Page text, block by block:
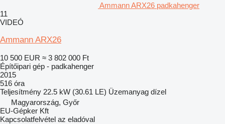
Ammann ARX26 padkahenger
11
VIDEÓ
Ammann ARX26
10 500 EUR ≈ 3 802 000 Ft
Építőipari gép - padkahenger
2015
516 óra
Teljesítmény 22.5 kW (30.61 LE) Üzemanyag dízel
Magyarország, Győr
EU-Gépker Kft
Kapcsolatfelvétel az eladóval